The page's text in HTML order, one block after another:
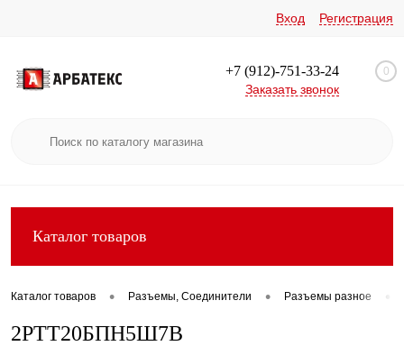
Вход Регистрация
+7 (912)-751-33-24
Заказать звонок
0
Каталог товаров
Каталог товаров • Разъемы, Соединители • Разъемы разное
2РТТ20БПН5Ш7В